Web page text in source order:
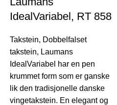
IdealVariabel, RT 858
Takstein, Dobbelfalset
takstein, Laumans
IdealVariabel har en pen
krummet form som er ganske
lik den tradisjonelle danske
vingetakstein. En elegant og